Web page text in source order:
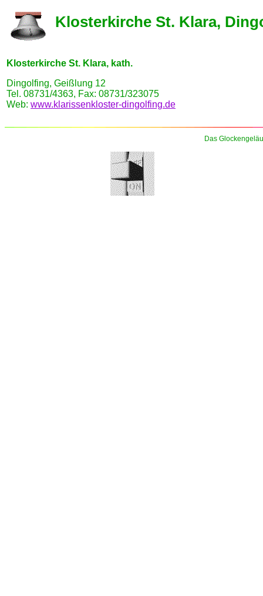
Klosterkirche St. Klara,
Klosterkirche St. Klara, kath.
Dingolfing, Geißlung 12
Tel. 08731/4363, Fax: 08731/323075
Web: www.klarissenkloster-dingolfing.de
Das